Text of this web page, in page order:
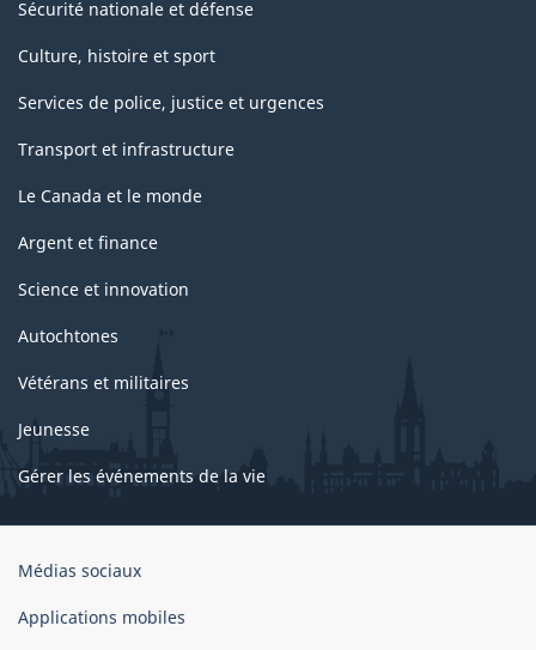
Sécurité nationale et défense
Culture, histoire et sport
Services de police, justice et urgences
Transport et infrastructure
Le Canada et le monde
Argent et finance
Science et innovation
Autochtones
Vétérans et militaires
Jeunesse
Gérer les événements de la vie
Organisation
gouvernement
Médias sociaux
Applications mobiles